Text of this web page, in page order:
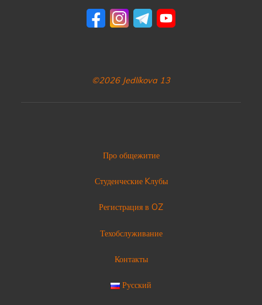
©2026 Jedlíkova 13
Про общежитие
Студенческие Kлубы
Регистрация в OZ
Техобслуживание
Контакты
Русский